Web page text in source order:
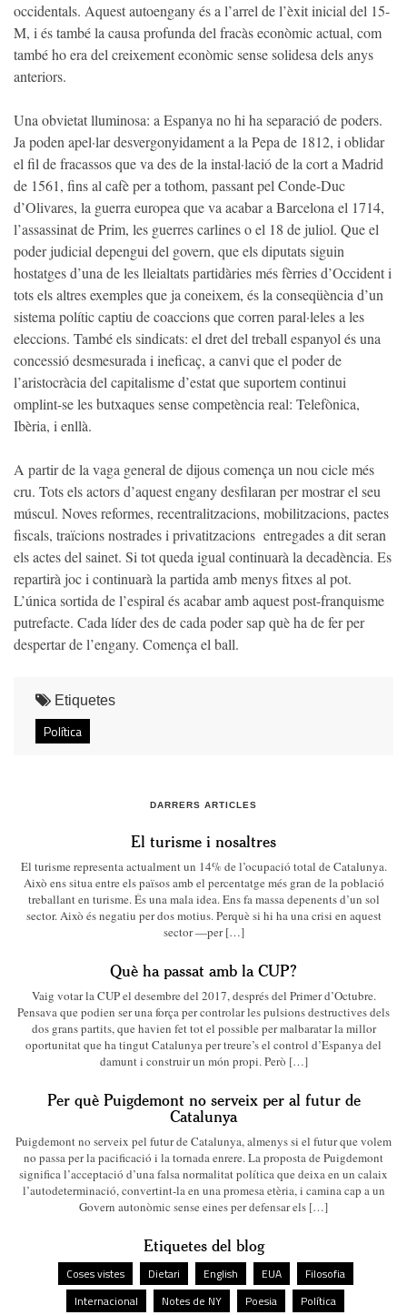
occidentals. Aquest autoengany és a l’arrel de l’èxit inicial del 15-
M, i és també la causa profunda del fracàs econòmic actual, com
també ho era del creixement econòmic sense solidesa dels anys
anteriors.
Una obvietat lluminosa: a Espanya no hi ha separació de poders.
Ja poden apel·lar desvergonyidament a la Pepa de 1812, i oblidar
el fil de fracassos que va des de la instal·lació de la cort a Madrid
de 1561, fins al cafè per a tothom, passant pel Conde-Duc
d’Olivares, la guerra europea que va acabar a Barcelona el 1714,
l’assassinat de Prim, les guerres carlines o el 18 de juliol. Que el
poder judicial depengui del govern, que els diputats siguin
hostatges d’una de les lleialtats partidàries més fèrries d’Occident i
tots els altres exemples que ja coneixem, és la conseqüència d’un
sistema polític captiu de coaccions que corren paral·leles a les
eleccions. També els sindicats: el dret del treball espanyol és una
concessió desmesurada i ineficaç, a canvi que el poder de
l’aristocràcia del capitalisme d’estat que suportem continui
omplint-se les butxaques sense competència real: Telefònica,
Ibèria, i enllà.
A partir de la vaga general de dijous comença un nou cicle més
cru. Tots els actors d’aquest engany desfilaran per mostrar el seu
múscul. Noves reformes, recentralitzacions, mobilitzacions, pactes
fiscals, traïcions nostrades i privatitzacions entregades a dit seran
els actes del sainet. Si tot queda igual continuarà la decadència. Es
repartirà joc i continuarà la partida amb menys fitxes al pot.
L’única sortida de l’espiral és acabar amb aquest post-franquisme
putrefacte. Cada líder des de cada poder sap què ha de fer per
despertar de l’engany. Comença el ball.
Etiquetes
Política
DARRERS ARTICLES
El turisme i nosaltres
El turisme representa actualment un 14% de l’ocupació total de Catalunya.
Això ens situa entre els països amb el percentatge més gran de la població
treballant en turisme. És una mala idea. Ens fa massa depenents d’un sol
sector. Això és negatiu per dos motius. Perquè si hi ha una crisi en aquest
sector —per […]
Què ha passat amb la CUP?
Vaig votar la CUP el desembre del 2017, després del Primer d’Octubre.
Pensava que podien ser una força per controlar les pulsions destructives dels
dos grans partits, que havien fet tot el possible per malbaratar la millor
oportunitat que ha tingut Catalunya per treure’s el control d’Espanya del
damunt i construir un món propi. Però […]
Per què Puigdemont no serveix per al futur de
Catalunya
Puigdemont no serveix pel futur de Catalunya, almenys si el futur que volem
no passa per la pacificació i la tornada enrere. La proposta de Puigdemont
significa l’acceptació d’una falsa normalitat política que deixa en un calaix
l’autodeterminació, convertint-la en una promesa etèria, i camina cap a un
Govern autonòmic sense eines per defensar els […]
Etiquetes del blog
Coses vistes Dietari English EUA
Filosofia
Internacional
Notes de NY Poesia
Política